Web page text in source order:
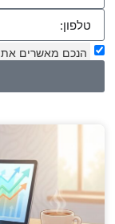
הנכם מאשרים את